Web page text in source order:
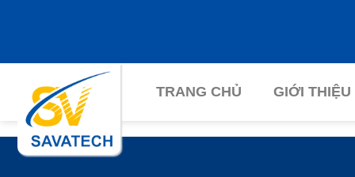
TRANG CHỦ GIỚI THIỆU